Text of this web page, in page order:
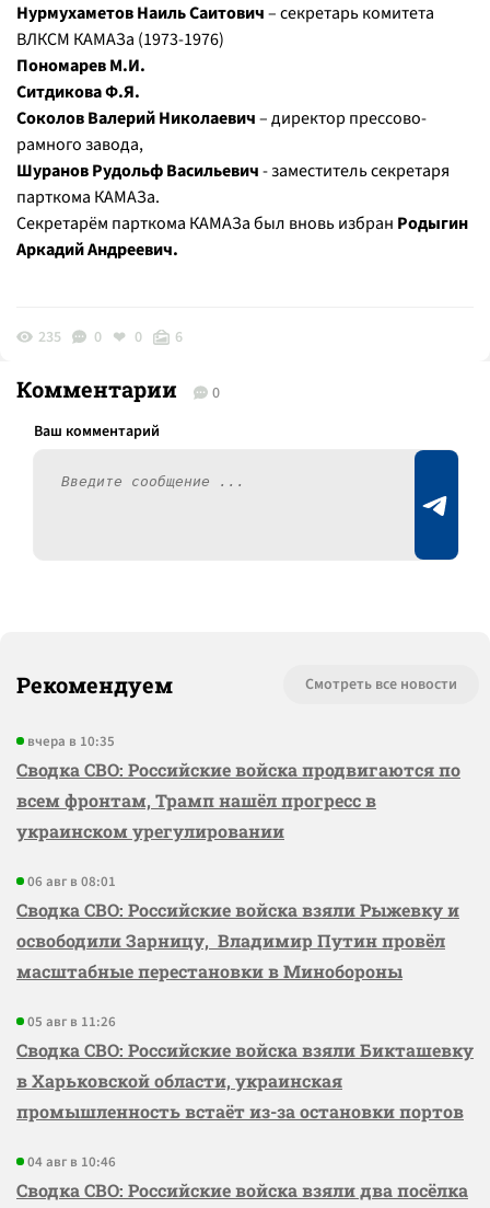
Нурмухаметов Наиль Саитович– секретарь комитета
ВЛКСМ КАМАЗа (1973-1976)
Пономарев М.И.
Ситдикова Ф.Я.
Соколов Валерий Николаевич– директор прессово-
рамного завода,
Шуранов Рудольф Васильевич- заместитель секретаря
парткома КАМАЗа.
Секретарём парткома КАМАЗа был вновь избран Родыгин
Аркадий Андреевич.
235 0 0 6
Комментарии 0
Рекомендуем Смотреть все новости
вчера в 10:35
Сводка СВО: Российские войска продвигаются по
всем фронтам, Трамп нашёл прогресс в
украинском урегулировании
06 авг в 08:01
Сводка СВО: Российские войска взяли Рыжевку и
освободили Зарницу, Владимир Путин провёл
масштабные перестановки в Минобороны
05 авг в 11:26
Сводка СВО: Российские войска взяли Бикташевку
в Харьковской области, украинская
промышленность встаёт из-за остановки портов
04 авг в 10:46
Сводка СВО: Российские войска взяли два посёлка